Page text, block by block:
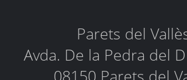
Parets del
Avda. De la Pedra del